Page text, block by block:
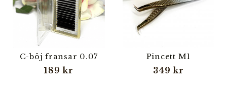
C-böj fransar 0.07
189 kr
Pincett M1
349 kr